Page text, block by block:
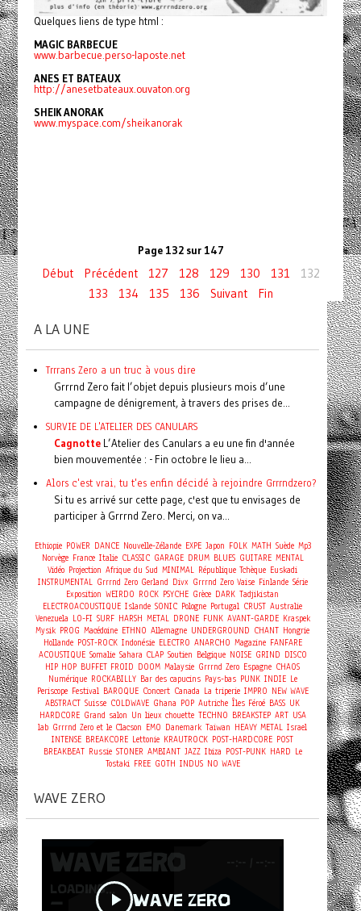
Quelques liens de type html :
MAGIC BARBECUE
www.barbecue.perso-laposte.net
ANES ET BATEAUX
http://anesetbateaux.ouvaton.org
SHEIK ANORAK
www.myspace.com/sheikanorak
Page 132 sur 147
Début Précédent 127 128 129 130 131
132
133
134 135 136 Suivant Fin
A LA UNE
Trrrans Zero a un truc à vous dire
Grrrnd Zero fait l’objet depuis plusieurs mois d’une
campagne de dénigrement, à travers des prises de...
SURVIE DE L'ATELIER DES CANULARS
CagnotteL’Atelier des Canulars a eu une fin d'année
bien mouvementée : - Fin octobre le lieu a...
Alors c'est vrai, tu t'es enfin décidé à rejoindre Grrrndzero?
Si tu es arrivé sur cette page, c'est que tu envisages de
participer à Grrrnd Zero. Merci, on va...
Ethiopie POWER DANCE Nouvelle-Zélande EXPE Japon FOLK MATH Suède Mp3
Norvège France Italie CLASSIC GARAGE DRUM BLUES GUITARE MENTAL
Vidéo Projection Afrique du Sud MINIMAL République Tchèque Euskadi
INSTRUMENTAL Grrrnd Zero Gerland Divx Grrrnd Zero Vaise Finlande Série
Exposition WEIRDO ROCK PSYCHE Grèce DARK Tadjikistan
ELECTROACOUSTIQUE Islande SONIC Pologne Portugal CRUST Australie
Venezuela LO-FI SURF HARSH METAL DRONE FUNK AVANT-GARDE Kraspek
Mysik PROG Macédoine ETHNO Allemagne UNDERGROUND CHANT Hongrie
Hollande POST-ROCK Indonésie ELECTRO ANARCHO Magazine FANFARE
ACOUSTIQUE Somalie Sahara CLAP Soutien Belgique NOISE GRIND DISCO
HIP HOP BUFFET FROID DOOM Malaysie Grrrnd Zero Espagne CHAOS
Numérique ROCKABILLY Bar des capucins Pays-bas PUNK INDIE Le
Periscope Festival BAROQUE Concert Canada La triperie IMPRO NEW WAVE
ABSTRACT Suisse COLDWAVE Ghana POP Autriche Îles Féroé BASS UK
HARDCORE Grand salon Un lieux chouette TECHNO BREAKSTEP ART USA
lab Grrrnd Zero et le Clacson EMO Danemark Taiwan HEAVY METAL Israel
INTENSE BREAKCORE Lettonie KRAUTROCK POST-HARDCORE POST
BREAKBEAT Russie STONER AMBIANT JAZZ Ibiza POST-PUNK HARD Le
Tostaki FREE GOTH INDUS NO WAVE
WAVE ZERO